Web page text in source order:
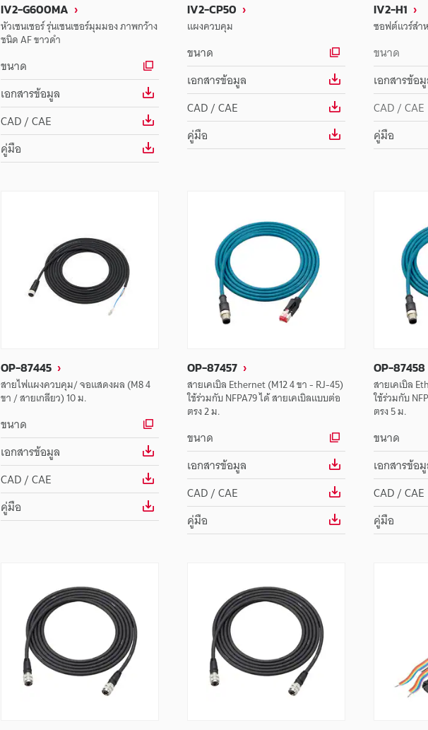
IV2-G600MA
หัวเซนเซอร์ รุ่นเซนเซอร์มุมมอง ภาพกว้าง
ชนิด AF ขาวดำ
ขนาด
เอกสารข้อมูล
CAD / CAE
คู่มือ
IV2-CP50
แผงควบคุม
ขนาด
เอกสารข้อมูล
CAD / CAE
คู่มือ
IV2-H1
ซอฟต์แวร์สำ
ขนาด
เอกสารข้อ
CAD / CAE
คู่มือ
OP-87445
สายไฟแผงควบคุม/ จอแสดงผล (M8 4
ขา / สายเกลียว) 10 ม.
ขนาด
เอกสารข้อมูล
CAD / CAE
คู่มือ
OP-87457
สายเคเบิล Ethernet (M12 4 ขา - RJ-45)
ใช้ร่วมกับ NFPA79 ได้ สายเคเบิลแบบต่อ
ตรง 2 ม.
ขนาด
เอกสารข้อมูล
CAD / CAE
คู่มือ
OP-87458
สายเคเบิล
ใช้ร่วมกับ
ตรง 5 ม.
ขนาด
เอกสารข้อ
CAD / CAE
คู่มือ